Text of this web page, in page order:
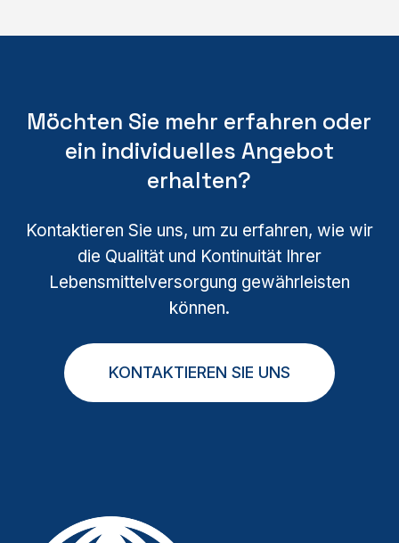
Möchten Sie mehr erfahren oder
ein individuelles Angebot
erhalten?
Kontaktieren Sie uns, um zu erfahren, wie wir
die Qualität und Kontinuität Ihrer
Lebensmittelversorgung gewährleisten
können.
KONTAKTIEREN SIE UNS